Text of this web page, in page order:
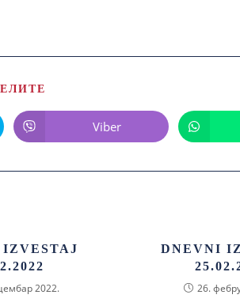
Viber
2022.
DNEVNI
26.